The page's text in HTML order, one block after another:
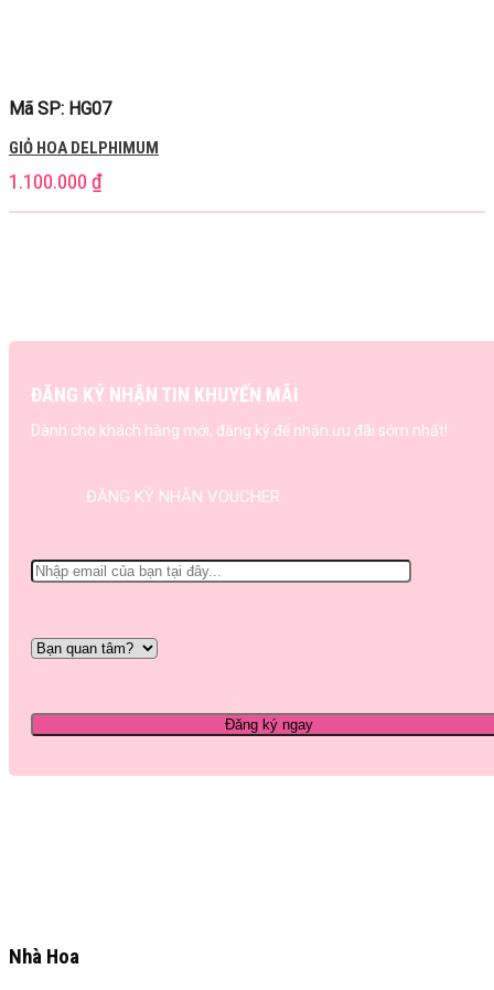
Mã SP: HG07
GIỎ HOA DELPHIMUM
1.100.000 ₫
ĐĂNG KÝ NHẬN TIN KHUYẾN MÃI
Dành cho khách hàng mới, đăng ký để nhận ưu đãi sớm nhất!
ĐĂNG KÝ NHẬN VOUCHER
Nhà Hoa